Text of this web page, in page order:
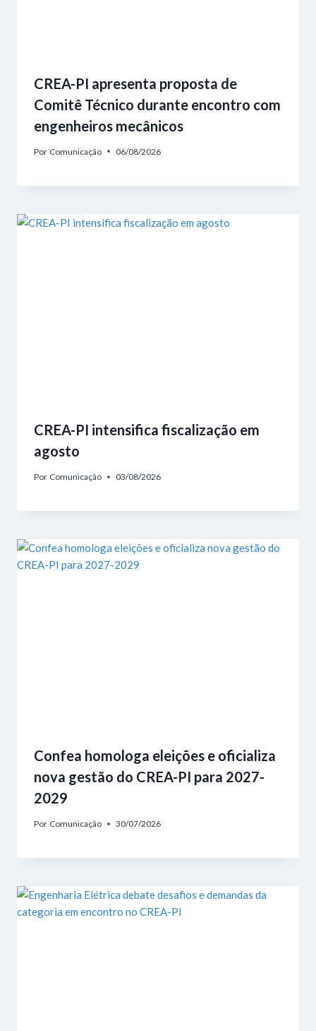
CREA-PI apresenta proposta de
Comitê Técnico durante encontro com
engenheiros mecânicos
Por Comunicação 06/08/2026
CREA-PI intensifica fiscalização em
agosto
Por Comunicação 03/08/2026
Confea homologa eleições e oficializa
nova gestão do CREA-PI para 2027-
2029
Por Comunicação 30/07/2026